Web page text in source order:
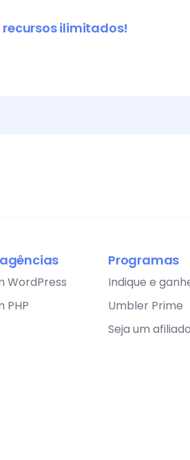
ilimitados!
WordPress
PHP
Programas
Indique e
Umbler Prime
Seja um afiliado